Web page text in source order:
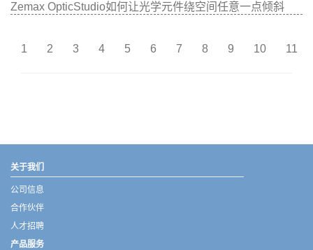
Zemax OpticStudio如何让光学元件绕空间任意一点倾斜
1 2 3 4 5 6 7 8 9 10 11
关于我们
公司信息
合作伙伴
人才招聘
产品服务